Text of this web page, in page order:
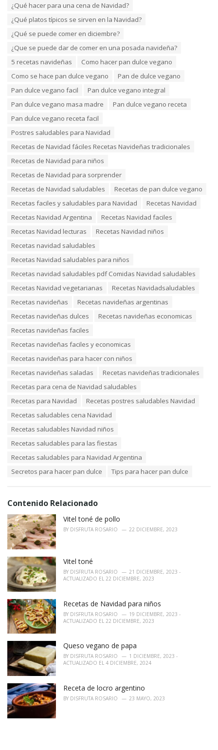
¿Qué hacer para una cena de Navidad?
¿Qué platos típicos se sirven en la Navidad?
¿Qué se puede comer en diciembre?
¿Que se puede dar de comer en una posada navideña?
5 recetas navideñas
Como hacer pan dulce vegano
Como se hace pan dulce vegano
Pan de dulce vegano
Pan dulce vegano facil
Pan dulce vegano integral
Pan dulce vegano masa madre
Pan dulce vegano receta
Pan dulce vegano receta facil
Postres saludables para Navidad
Recetas de Navidad fáciles Recetas Navideñas tradicionales
Recetas de Navidad para niños
Recetas de Navidad para sorprender
Recetas de Navidad saludables
Recetas de pan dulce vegano
Recetas faciles y saludables para Navidad
Recetas Navidad
Recetas Navidad Argentina
Recetas Navidad faciles
Recetas Navidad lecturas
Recetas Navidad niños
Recetas navidad saludables
Recetas Navidad saludables para niños
Recetas navidad saludables pdf Comidas Navidad saludables
Recetas Navidad vegetarianas
Recetas Navidadsaludables
Recetas navideñas
Recetas navideñas argentinas
Recetas navideñas dulces
Recetas navideñas economicas
Recetas navideñas faciles
Recetas navideñas faciles y economicas
Recetas navideñas para hacer con niños
Recetas navideñas saladas
Recetas navideñas tradicionales
Recetas para cena de Navidad saludables
Recetas para Navidad
Recetas postres saludables Navidad
Recetas saludables cena Navidad
Recetas saludables Navidad niños
Recetas saludables para las fiestas
Recetas saludables para Navidad Argentina
Secretos para hacer pan dulce
Tips para hacer pan dulce
Contenido Relacionado
Vitel toné de pollo
BY DISFRUTA ROSARIO 22 DICIEMBRE, 2023
Vitel toné
BY DISFRUTA ROSARIO
21 DICIEMBRE, 2023 -
ACTUALIZADO EL 22 DICIEMBRE, 2023
Recetas de Navidad para niños
BY DISFRUTA ROSARIO
19 DICIEMBRE, 2023 -
ACTUALIZADO EL 22 DICIEMBRE, 2023
Queso vegano de papa
BY DISFRUTA ROSARIO
1 DICIEMBRE, 2023 -
ACTUALIZADO EL 4 DICIEMBRE, 2024
Receta de locro argentino
BY DISFRUTA ROSARIO 23 MAYO, 2023